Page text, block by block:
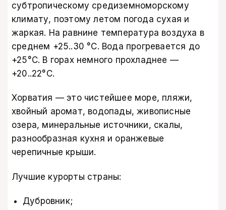
субтропическому средиземноморскому
климату, поэтому летом погода сухая и
жаркая. На равнине температура воздуха в
среднем +25..30 °C. Вода прогревается до
+25°C. В горах немного прохладнее —
+20..22°C.
Хорватия — это чистейшее море, пляжи,
хвойный аромат, водопады, живописные
озера, минеральные источники, скалы,
разнообразная кухня и оранжевые
черепичные крыши.
Лучшие курорты страны:
Дубровник;